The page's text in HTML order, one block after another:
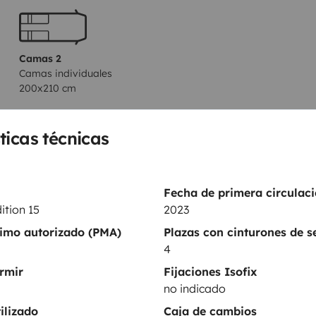
técnicas
15
Fecha de primera
2023
autorizado (PMA)
Plazas con cinturones de
4
Fijaciones Isofix
no indicado
Caja de cambios
extra Beinfreiheit zu haben.
Matratzen Stück verbunden
Camas 2
Camas individuales
200x210 cm
Productos de consumo
Regulador de velocidad